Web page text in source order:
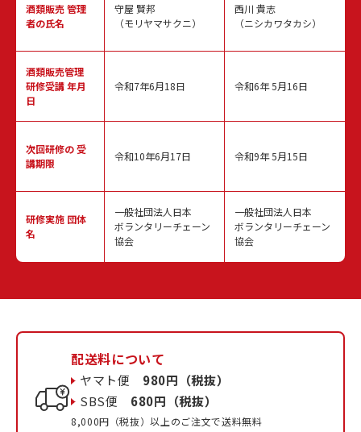
酒類販売管理
者の氏名
酒類販売管理
研修受講 年月
日
次回研修の受
講期限
研修実施 団体
名
守屋 賢邦
（モリヤマサクニ）
令和7年6月18日
令和10年6月17日
一般社団法人日本
ボランタリーチェーン
協会
西川 貴志
（ニシカワタカシ）
令和6年 5月16日
令和9年 5月15日
一般社団法人日本
ボランタリーチェーン
協会
配送料について
ヤマト便 980円（税抜）
SBS便 680円（税抜）
8,000円（税抜）以上のご注文で送料無料